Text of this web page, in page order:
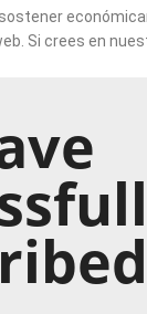
Si crees en